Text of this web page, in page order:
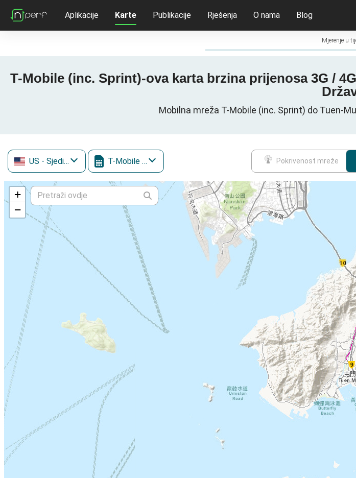
Aplikacije Karte Publikacije Rješenja O nama Blog
Mjerenje u
T-Mobile (inc. Sprint)-ova karta brzina prijenosa 3G /
Mobilna mreža T-Mobile (inc. Sprint) do Tuen-
US - Sjedinjene Američke Države T-Mobile (inc. Sprint) Pokrivenost mreže
+
−